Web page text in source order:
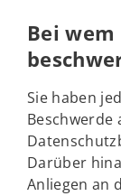
Bei wem
Sie haben
Beschwerde
Darüber
Anliegen an